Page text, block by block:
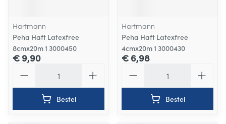
Hartmann
Peha Haft Latexfree
8cmx20m 1 3000450
€ 9,90
Bestel
Hartmann
Peha Haft Latexfree
4cmx20m 1 3000430
€ 6,98
Bestel